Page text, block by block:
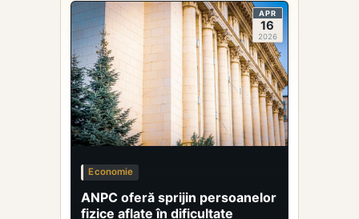
APR
16
2026
Economie
ANPC oferă sprijin persoanelor
fizice aflate în dificultate